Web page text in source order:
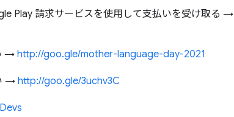
Play 請求サービスを使用して支払いを受け取る →
→ http://goo.gle/mother-language-day-2021
→ http://goo.gle/3uchv3C